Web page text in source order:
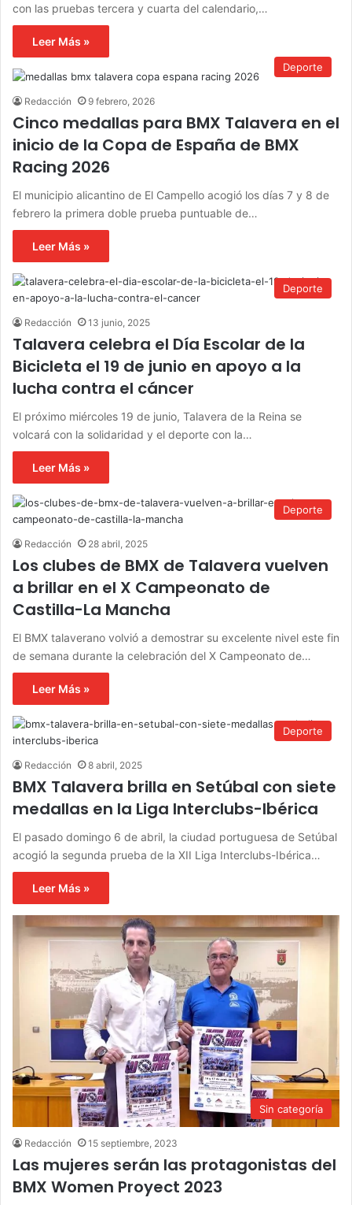
con las pruebas tercera y cuarta del calendario,…
Leer Más »
Deporte
Redacción 9 febrero, 2026
Cinco medallas para BMX Talavera en el
inicio de la Copa de España de BMX
Racing 2026
El municipio alicantino de El Campello acogió los días 7 y 8 de
febrero la primera doble prueba puntuable de…
Leer Más »
Deporte
Redacción 13 junio, 2025
Talavera celebra el Día Escolar de la
Bicicleta el 19 de junio en apoyo a la
lucha contra el cáncer
El próximo miércoles 19 de junio, Talavera de la Reina se
volcará con la solidaridad y el deporte con la…
Leer Más »
Deporte
Redacción 28 abril, 2025
Los clubes de BMX de Talavera vuelven
a brillar en el X Campeonato de
Castilla-La Mancha
El BMX talaverano volvió a demostrar su excelente nivel este fin
de semana durante la celebración del X Campeonato de…
Leer Más »
Deporte
Redacción 8 abril, 2025
BMX Talavera brilla en Setúbal con siete
medallas en la Liga Interclubs-Ibérica
El pasado domingo 6 de abril, la ciudad portuguesa de Setúbal
acogió la segunda prueba de la XII Liga Interclubs-Ibérica…
Leer Más »
Sin categoría
Redacción 15 septiembre, 2023
Las mujeres serán las protagonistas del
BMX Women Proyect 2023